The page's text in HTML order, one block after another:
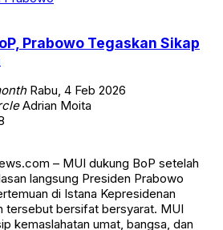
Prabowo Tegaskan Sikap
Rabu, 4 Feb 2026
Adrian Moita
– MUI dukung BoP setelah
langsung Presiden Prabowo
di Istana Kepresidenan
tersebut bersifat bersyarat. MUI
kemaslahatan umat, bangsa, dan